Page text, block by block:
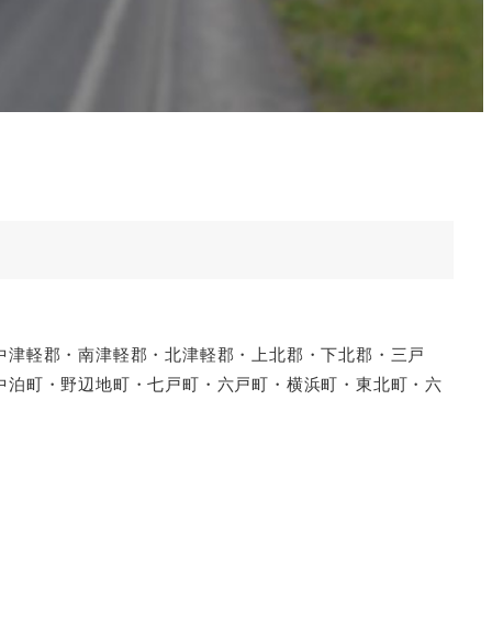
軽郡・南津軽郡・北津軽郡・上北郡・下北郡・三戸
町・野辺地町・七戸町・六戸町・横浜町・東北町・六